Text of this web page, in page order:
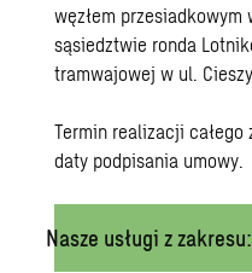
węzłem
sąsiedztwie ronda
tramwajowej w ul.
Termin realizacji
daty podpisania umowy.
Nasze usługi z